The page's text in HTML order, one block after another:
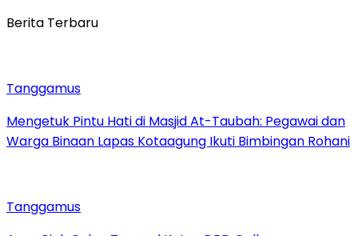
Berita Terbaru
Tanggamus
Mengetuk Pintu Hati di Masjid At-Taubah: Pegawai dan
Warga Binaan Lapas Kotaagung Ikuti Bimbingan Rohani
Tanggamus